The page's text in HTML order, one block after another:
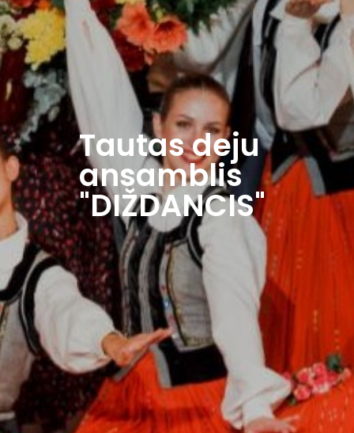
Tautas deju
ansamblis
"DIŽDANCIS"